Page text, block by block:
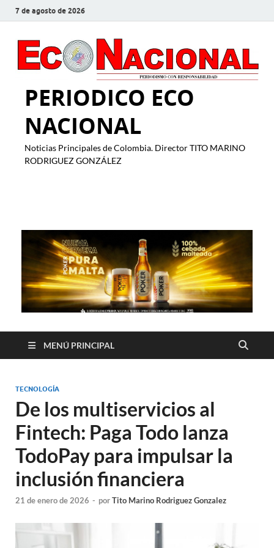
7 de agosto de 2026
PERIODICO ECO
NACIONAL
Noticias Principales de Colombia. Director TITO MARINO
RODRIGUEZ GONZÁLEZ
MENÚ PRINCIPAL
TECNOLOGÍA
De los multiservicios al
Fintech: Paga Todo lanza
TodoPay para impulsar la
inclusión financiera
21 de enero de 2026 - porTito Marino Rodriguez Gonzalez